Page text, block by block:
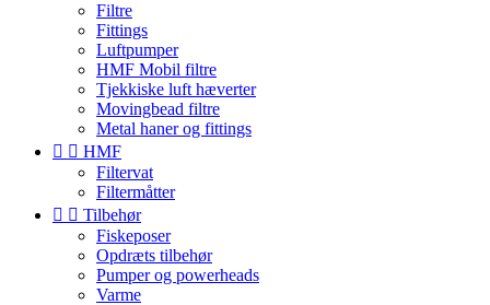
Filtre
Fittings
Luftpumper
HMF Mobil filtre
Tjekkiske luft hæverter
Movingbead filtre
Metal haner og fittings
  HMF
Filtervat
Filtermåtter
  Tilbehør
Fiskeposer
Opdræts tilbehør
Pumper og powerheads
Varme